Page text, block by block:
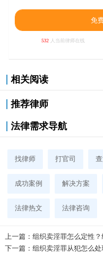
免
532 人当前律师在线
相关阅读
推荐律师
法律需求导航
找律师 打官司
成功案例 解决方案
法律热文 法律咨询
上一篇： 组织卖淫罪怎么定性
下一篇： 组织卖淫罪从犯怎么